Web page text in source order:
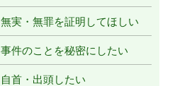
無実・無罪を証明してほしい
事件のことを秘密にしたい
自首・出頭したい